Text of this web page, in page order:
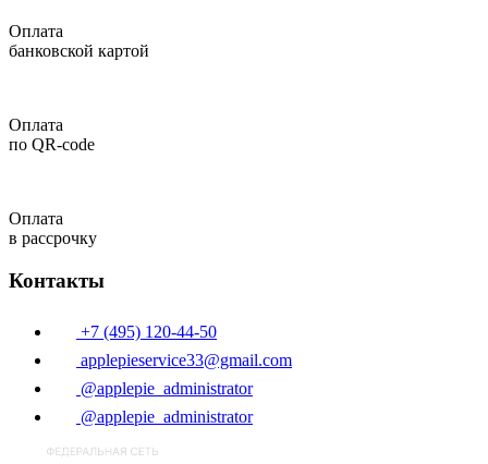
Оплата
банковской картой
Оплата
по QR-code
Оплата
в рассрочку
Контакты
+7 (495) 120-44-50
applepieservice33@gmail.com
@applepie_administrator
@applepie_administrator